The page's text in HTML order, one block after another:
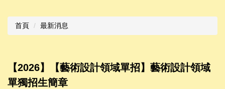
首頁 最新消息
【2026】【藝術設計領域單招】藝術設計領域
單獨招生簡章